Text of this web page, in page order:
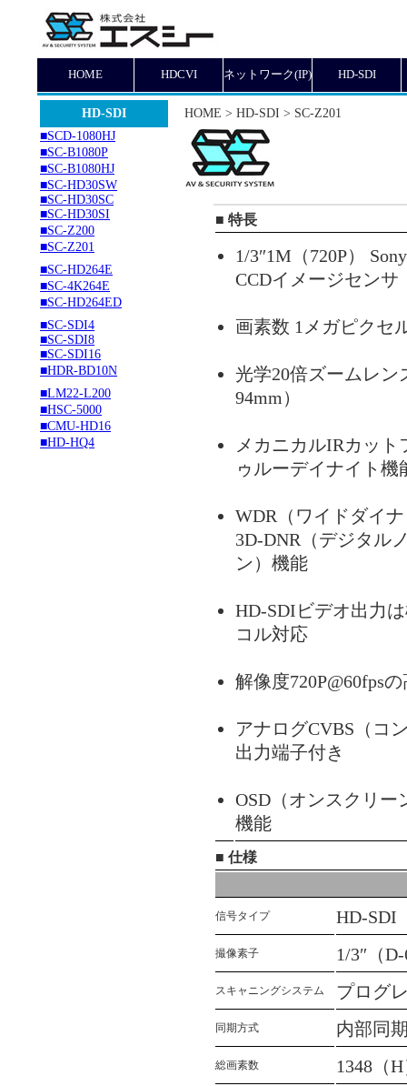
HOME HDCVI ネットワーク(IP) HD-SDI
HD-SDI
■SCD-1080HJ
■SC-B1080P
■SC-B1080HJ
■SC-HD30SW
■SC-HD30SC
■SC-HD30SI
■SC-Z200
■SC-Z201
■SC-HD264E
■SC-4K264E
■SC-HD264ED
■SC-SDI4
■SC-SDI8
■SC-SDI16
■HDR-BD10N
■LM22-L200
■HSC-5000
■CMU-HD16
■HD-HQ4
HOME > HD-SDI > SC-Z201
■ 特長
1/3″1M（720P）
CCDイメージセンサ
画素数 1メガピクセ
光学20倍ズームレン
94mm）
メカニカルIRカット
ゥルーデイナイト機
WDR（ワイドダイ
3D-DNR（デジタル
ン）機能
HD-SDIビデオ出力
コル対応
解像度720P@60fps
アナログCVBS（コ
出力端子付き
OSD（オンスクリー
機能
■ 仕様
信号タイプ HD-SDI
撮像素子 1/3″（
スキャニングシステム プログ
同期方式 内部同
総画素数 1348（